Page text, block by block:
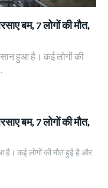
बम, 7 लोगों की मौत,
हुआ है। कई लोगों की
बम, 7 लोगों की मौत,
है। कई लोगों की मौत हुई है और